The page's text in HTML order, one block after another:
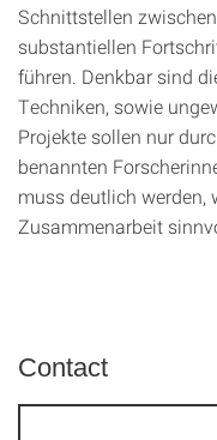
Schnittstellen
substantiellen
führen. Denkbar sind
Techniken, sowie
Projekte sollen nur
benannten
muss deutlich werden,
Zusammenarbeit
Contact